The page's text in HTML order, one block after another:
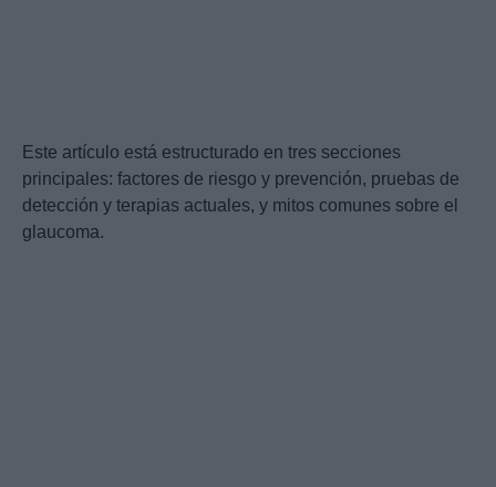
Este artículo está estructurado en tres secciones
principales: factores de riesgo y prevención, pruebas de
detección y terapias actuales, y mitos comunes sobre el
glaucoma.